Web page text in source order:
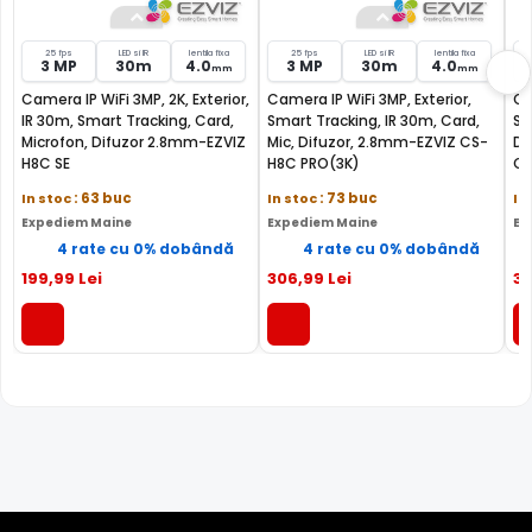
riscul ca imaginea sa fie suprasaturata (foarte alba).
Astfel, pentru a elimina acesta situatie, camera de
supraveghere video EZVIZ CS-H8-R100-1H3WKFL, este
dotata cu functia Infrarosu Inteligent (Smart IR).
25 fps
3 MP
LED si IR
30m
lentila fixa
4.0mm
Camera IP WiFi 3MP, 2K, Exterior,
IR 30m, Smart Tracking, Card,
Microfon, Difuzor 2.8mm-EZVIZ
H8C SE
In stoc: 63 buc
Expediem Maine
4 rate cu 0% dobândă
199,99 Lei
25 fps
3 MP
LED si IR
30m
lentila fixa
4.0mm
Camera IP WiFi 3MP, Exterior,
Smart Tracking, IR 30m, Card,
Mic, Difuzor, 2.8mm-EZVIZ CS-
H8C PRO(3K)
In stoc: 73 buc
Expediem Maine
4 rate cu 0% dobândă
306,99 Lei
In